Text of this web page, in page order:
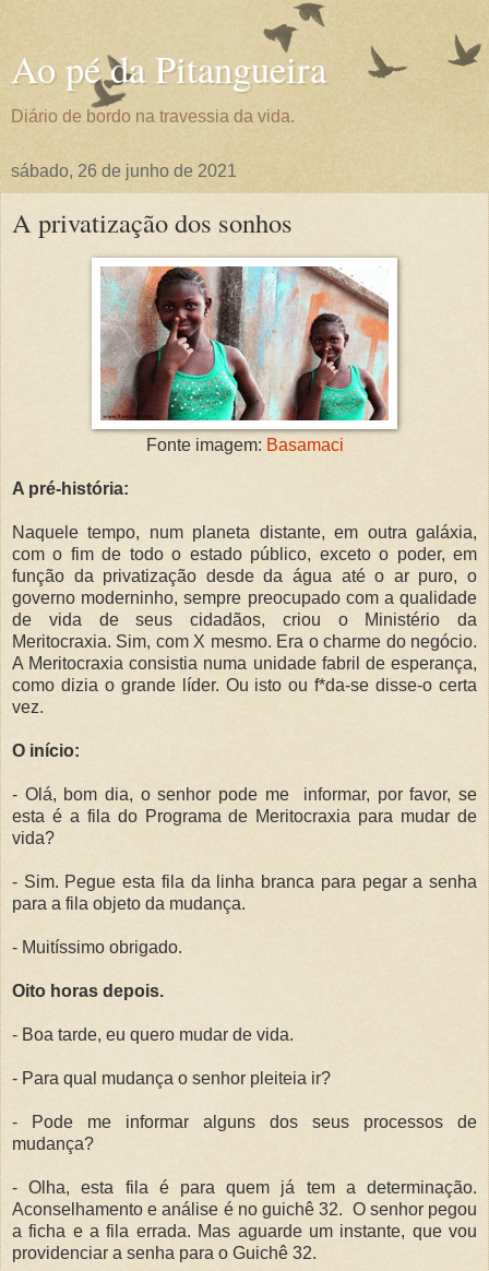
Ao pé da Pitangueira
Diário de bordo na travessia da vida.
sábado, 26 de junho de 2021
A privatização dos sonhos
Fonte imagem: Basamaci
A pré-história:
Naquele tempo, num planeta distante, em outra galáxia,
com o fim de todo o estado público, exceto o poder, em
função da privatização desde da água até o ar puro, o
governo moderninho, sempre preocupado com a qualidade
de vida de seus cidadãos, criou o Ministério da
Meritocraxia. Sim, com X mesmo. Era o charme do negócio.
A Meritocraxia consistia numa unidade fabril de esperança,
como dizia o grande líder. Ou isto ou f*da-se disse-o certa
vez.
O início:
- Olá, bom dia, o senhor pode me informar, por favor, se
esta é a fila do Programa de Meritocraxia para mudar de
vida?
- Sim. Pegue esta fila da linha branca para pegar a senha
para a fila objeto da mudança.
- Muitíssimo obrigado.
Oito horas depois.
- Boa tarde, eu quero mudar de vida.
- Para qual mudança o senhor pleiteia ir?
- Pode me informar alguns dos seus processos de
mudança?
- Olha, esta fila é para quem já tem a determinação.
Aconselhamento e análise é no guichê 32. O senhor pegou
a ficha e a fila errada. Mas aguarde um instante, que vou
providenciar a senha para o Guichê 32.